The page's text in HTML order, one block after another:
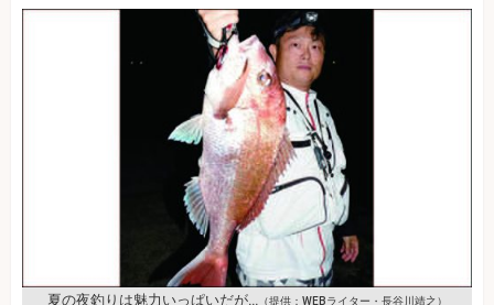
夏の夜釣りは魅力いっぱいだが… （提供：WEBライター・長谷川靖之）